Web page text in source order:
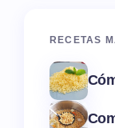
RECETAS